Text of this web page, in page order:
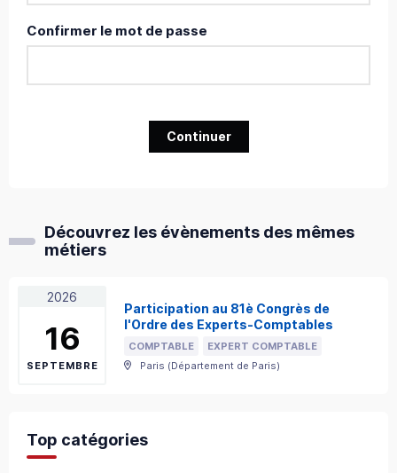
Confirmer le mot de passe
Continuer
Découvrez les évènements des mêmes
métiers
2026
16
SEPTEMBRE
Participation au 81è Congrès de
l'Ordre des Experts-Comptables
COMPTABLE
EXPERT COMPTABLE
Paris (Département de Paris)
Top catégories